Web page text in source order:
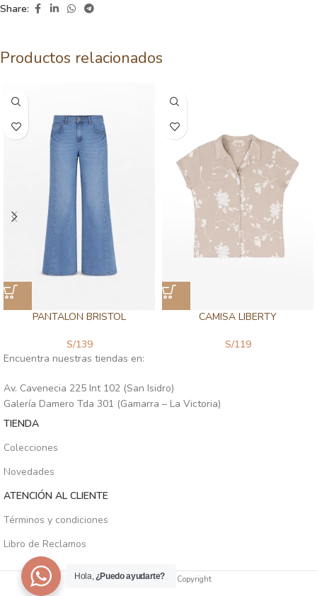
Share:
Productos relacionados
PANTALON BRISTOL
S/139
CAMISA LIBERTY
S/119
Encuentra nuestras tiendas en:
Av. Cavenecia 225 Int 102 (San Isidro)
Galería Damero Tda 301 (Gamarra – La Victoria)
TIENDA
Colecciones
Novedades
ATENCIÓN AL CLIENTE
Términos y condiciones
Libro de Reclamos
SIENA PERÚ 2025 Copyright
Hola,¿Puedo ayudarte?